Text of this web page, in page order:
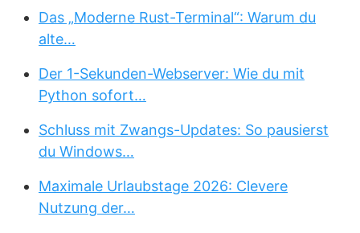
Das „Moderne Rust-Terminal“: Warum du
alte…
Der 1-Sekunden-Webserver: Wie du mit
Python sofort…
Schluss mit Zwangs-Updates: So pausierst
du Windows…
Maximale Urlaubstage 2026: Clevere
Nutzung der…